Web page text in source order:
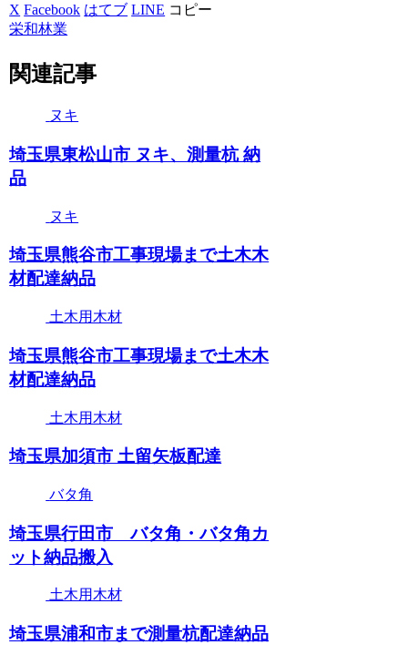
X Facebook はてブ LINE コピー
栄和林業
関連記事
ヌキ
埼玉県東松山市 ヌキ、測量杭 納
品
ヌキ
埼玉県熊谷市工事現場まで土木木
材配達納品
土木用木材
埼玉県熊谷市工事現場まで土木木
材配達納品
土木用木材
埼玉県加須市 土留矢板配達
バタ角
埼玉県行田市 バタ角・バタ角カ
ット納品搬入
土木用木材
埼玉県浦和市まで測量杭配達納品